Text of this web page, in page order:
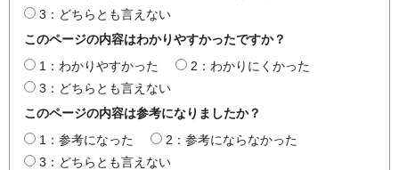
3：どちらとも言えない
このページの内容はわかりやすかったですか？
1：わかりやすかった
2：わかりにくかった
3：どちらとも言えない
このページの内容は参考になりましたか？
1：参考になった
2：参考にならなかった
3：どちらとも言えない